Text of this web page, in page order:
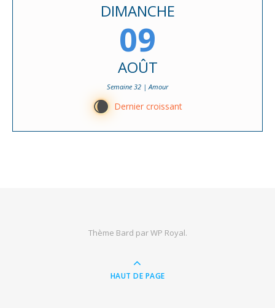
DIMANCHE
09
AOÛT
Semaine 32 | Amour
W Dernier croissant
Thème Bard parWP Royal.
HAUT DE PAGE